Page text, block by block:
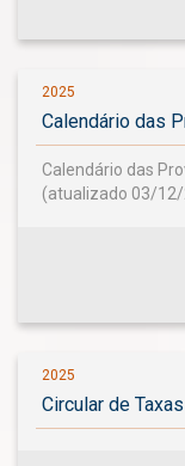
2025
Calendário das
Calendário das
(atualizado 03/
2025
Circular de